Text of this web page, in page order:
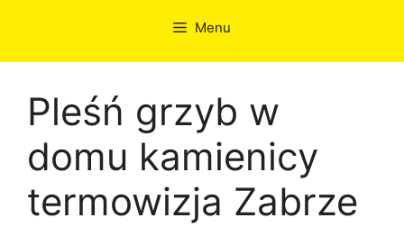
Menu
Pleśń grzyb w
domu kamienicy
termowizja Zabrze